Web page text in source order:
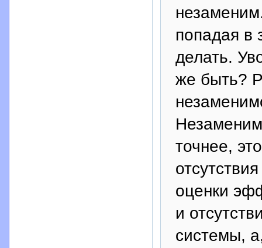
попадая в
делать.
же быть?
точнее,
оценки
и
системы,